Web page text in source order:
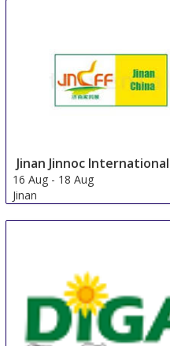
Jinan Jinnoc
16 Aug - 18 Aug
Jinan